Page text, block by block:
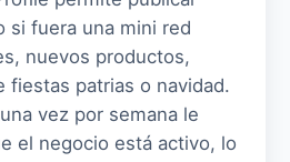
si fuera una mini red
nuevos productos,
fiestas patrias o navidad.
vez por semana le
el negocio está activo, lo